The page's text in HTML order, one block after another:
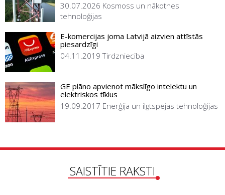
30.07.2026 Kosmoss un nākotnes
tehnoloģijas
E-komercijas joma Latvijā aizvien attīstās
piesardzīgi
04.11.2019 Tirdzniecība
GE plāno apvienot mākslīgo intelektu un
elektriskos tīklus
19.09.2017 Enerģija un ilgtspējas tehnoloģijas
SAISTĪTIE RAKSTI